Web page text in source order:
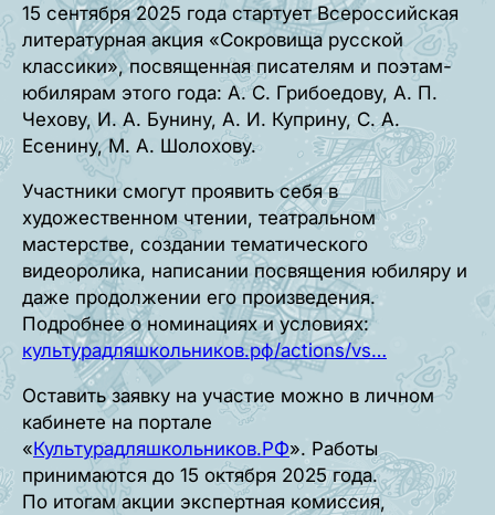
15 сентября 2025 года стартует Всероссийская
литературная акция «Сокровища русской
классики», посвященная писателям и поэтам-
юбилярам этого года: А. С. Грибоедову, А. П.
Чехову, И. А. Бунину, А. И. Куприну, С. А.
Есенину, М. А. Шолохову.
Участники смогут проявить себя в
художественном чтении, театральном
мастерстве, создании тематического
видеоролика, написании посвящения юбиляру и
даже продолжении его произведения.
Подробнее о номинациях и условиях:
культурадляшкольников.рф/actions/vs…
Оставить заявку на участие можно в личном
кабинете на портале
«Культурадляшкольников.РФ». Работы
принимаются до 15 октября 2025 года.
По итогам акции экспертная комиссия,